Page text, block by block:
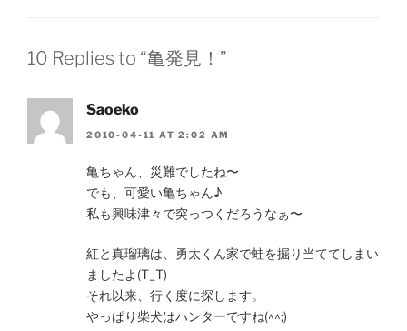
10 Replies to “亀発見！”
Saoeko
2010-04-11 AT 2:02 AM
亀ちゃん、災難でしたね〜
でも、可愛い亀ちゃん♪
私も興味津々で突っつくだろうなぁ〜
紅と真瑠璃は、勇太くん家で蛙を掘り当ててしまい
ましたよ(T_T)
それ以来、行く度に探します。
やっぱり柴犬はハンターですね(^^;)